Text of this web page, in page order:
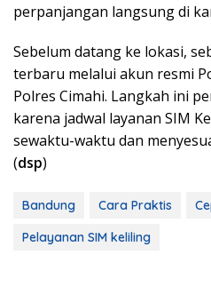
perpanjangan langsung di
Sebelum datang ke lokasi,
terbaru melalui akun resmi
Polres Cimahi. Langkah ini
karena jadwal layanan SIM
sewaktu-waktu dan
(dsp)
Bandung Cara Praktis
Pelayanan SIM keliling